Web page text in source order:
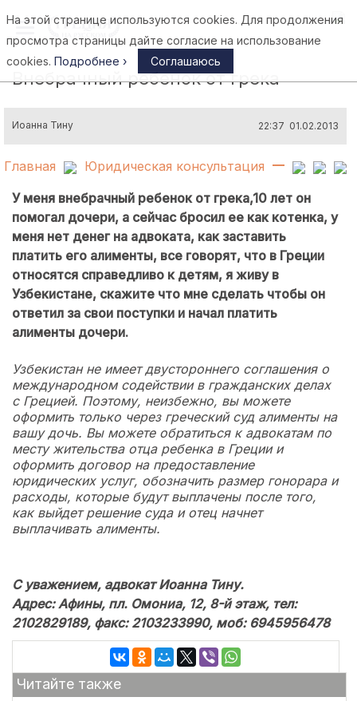
Афины
Внебрачный ребенок от грека
Иоанна Тину 22:37 01.02.2013
Главная
Юридическая консультация
У меня внебрачный ребенок от грека,10 лет он
помогал дочери, а сейчас бросил ее как котенка, у
меня нет денег на адвоката, как заставить
платить его алименты, все говорят, что в Греции
относятся справедливо к детям, я живу в
Узбекистане, скажите что мне сделать чтобы он
ответил за свои поступки и начал платить
алименты дочери.
Узбекистан не имеет двустороннего соглашения о
международном содействии в гражданских делах
с Грецией. Поэтому, неизбежно, вы можете
оформить только через греческий суд алименты на
вашу дочь. Вы можете обратиться к адвокатам по
месту жительства отца ребенка в Греции и
оформить договор на предоставление
юридических услуг, обозначить размер гонорара и
расходы, которые будут выплачены после того,
как выйдет решение суда и отец начнет
выплачивать алименты.
С уважением, адвокат Иоанна Тину.
Адрес: Афины, пл. Омониа, 12, 8-й этаж, тел:
2102829189, факс: 2103233990, моб: 6945956478
Читайте также
На этой странице используются cookies. Для продолжения
просмотра страницы дайте согласие на использование
cookies. Подробнее › Соглашаюсь